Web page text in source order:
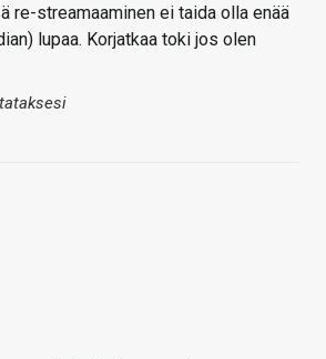
re-streamaaminen ei taida olla enää
lupaa. Korjatkaa toki jos olen